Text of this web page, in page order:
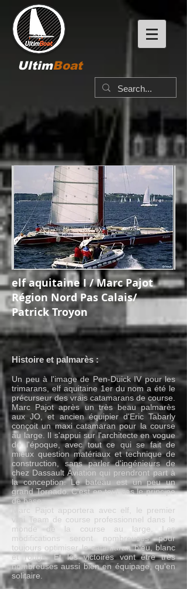
UltimBoat
elf aquitaine I / Marc Pajot
Région Nord Pas Calais/
Patrick Troyon
Histoire et palmarès :
Un peu à l'image de Pen-Duick IV pour les
trimarans, elf aquitaine 1er du nom a été le
précurseur des vrais catamarans de course.
Marc Pajot après un très beau palmarès
aux JO, et ancien équipier d'Eric Tabarly
conçoit un maxi catamaran pour la course
au large. Il s'appui sur l'architecte en vogue
de l'époque, avec tout ce qui se fait de
mieux question matériaux et technique de
construction, sans parler d'ingénieurs de
chez Dassault Aviation qui prendront part à
la conception. Le bateau est un peu un
grand Tornado. C'est en tout cas le principe
de base.
Marc Pajot apportera avec elf, le premier
vrai Team de course professionnel dans le
monde de la course au large. Les
modifications seront nombreuses pour
toujours optimiser le catamaran bleu, blanc
et rouge. Et les victoires vont être très
nombreuses aussi bien en équipage, qu'en
solitaire.